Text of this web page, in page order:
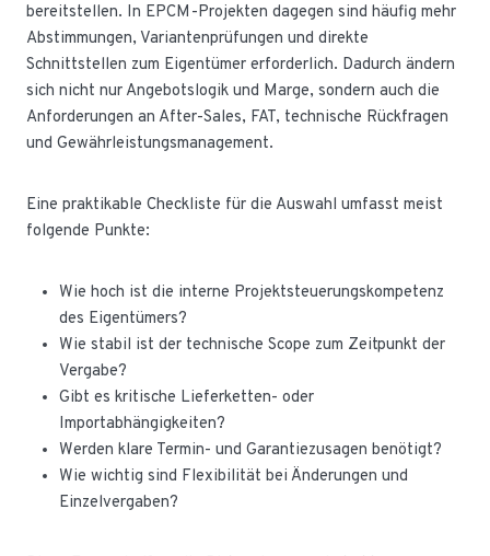
bereitstellen. In EPCM-Projekten dagegen sind häufig mehr
Abstimmungen, Variantenprüfungen und direkte
Schnittstellen zum Eigentümer erforderlich. Dadurch ändern
sich nicht nur Angebotslogik und Marge, sondern auch die
Anforderungen an After-Sales, FAT, technische Rückfragen
und Gewährleistungsmanagement.
Eine praktikable Checkliste für die Auswahl umfasst meist
folgende Punkte:
Wie hoch ist die interne Projektsteuerungskompetenz
des Eigentümers?
Wie stabil ist der technische Scope zum Zeitpunkt der
Vergabe?
Gibt es kritische Lieferketten- oder
Importabhängigkeiten?
Werden klare Termin- und Garantiezusagen benötigt?
Wie wichtig sind Flexibilität bei Änderungen und
Einzelvergaben?